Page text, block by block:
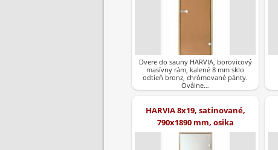
Dvere do sauny HARVIA, borovicový
masívny rám, kalené 8 mm sklo
odtieň bronz, chrómované pánty.
Oválne…
HARVIA 8x19, satinované,
790x1890 mm, osika